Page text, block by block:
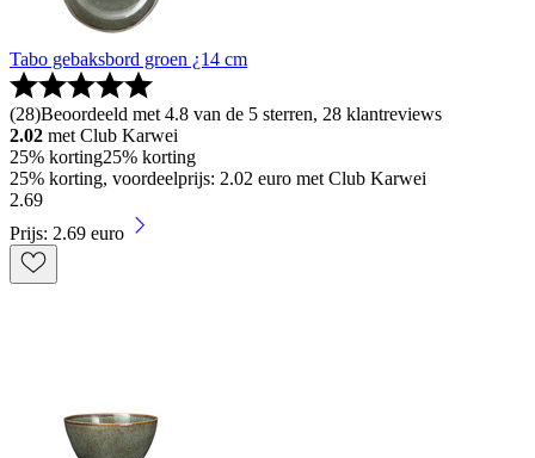
Tabo gebaksbord groen ¿14 cm
(28)Beoordeeld met 4.8 van de 5 sterren, 28 klantreviews
2.02 met Club Karwei
25% korting25% korting
25% korting, voordeelprijs: 2.02 euro met Club Karwei
2.69
Prijs: 2.69 euro